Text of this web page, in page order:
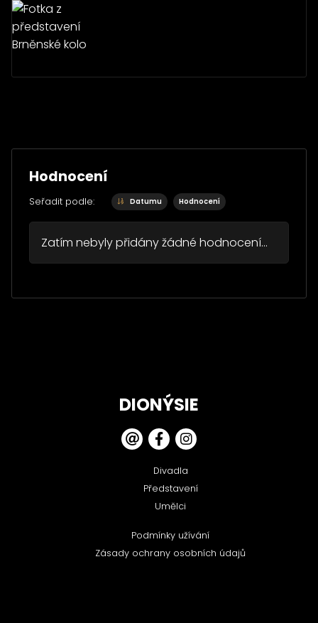
Hodnocení
Seřadit podle: Datumu Hodnocení
Zatím nebyly přidány žádné hodnocení...
DIONÝSIE
Divadla
Představení
Umělci
Podmínky užívání
Zásady ochrany osobních údajů